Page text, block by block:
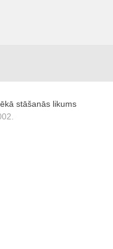
stāšanās likums